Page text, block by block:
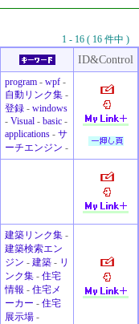
1 - 16 ( 16 件中 )
ID&Control
program -wpf -
自動リンク集 -
登録 -windows
-Visual -basic -
applications -サ
ーチエンジン -
建築リンク集 -
建築検索エン
ジン -建築 - リ
ンク集 -住宅
情報 -住宅メ
ーカー -住宅
展示場 -